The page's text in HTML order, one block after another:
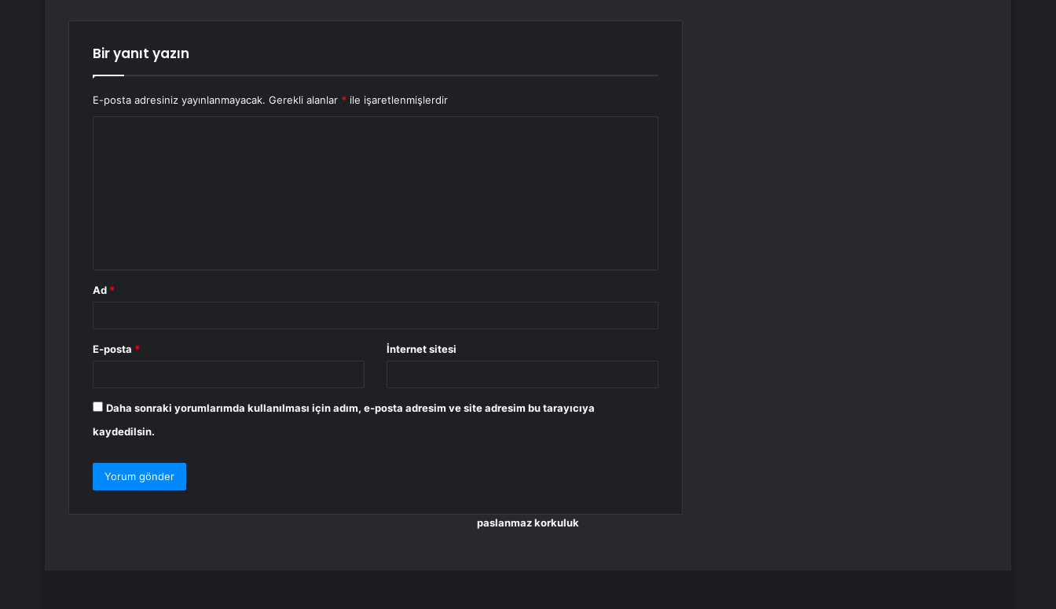
Bir yanıt yazın
E-posta adresiniz yayınlanmayacak. Gerekli alanlar * ile işaretlenmişlerdir
Ad *
E-posta * İnternet sitesi
Daha sonraki yorumlarımda kullanılması için adım, e-posta adresim ve site adresim bu tarayıcıya
kaydedilsin.
paslanmaz korkuluk